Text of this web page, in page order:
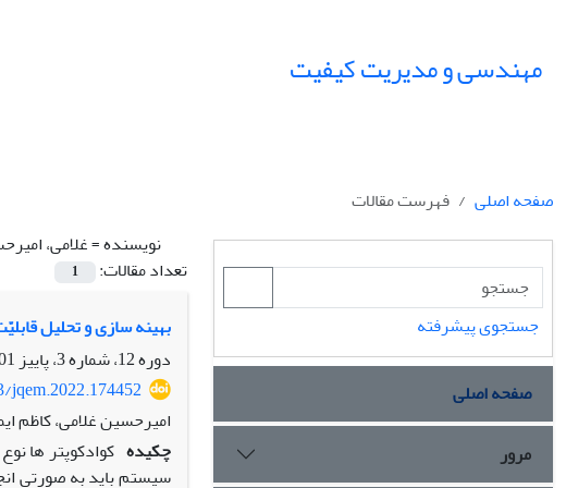
مهندسی و مدیریت کیفیت
صفحه اصلی
فهرست مقالات
نویسنده =غلامی،
تعداد مقالات:
1
بهینه سازی و تحلیل
دوره 12، شماره 3، پاییز 1401، صفحه
امیرحسین غلامی، کاظم
چکیده کوادکوپتر ها
سیستم باید به صورتی
جستجوی پیشرفته
صفحه اصلی
مرور